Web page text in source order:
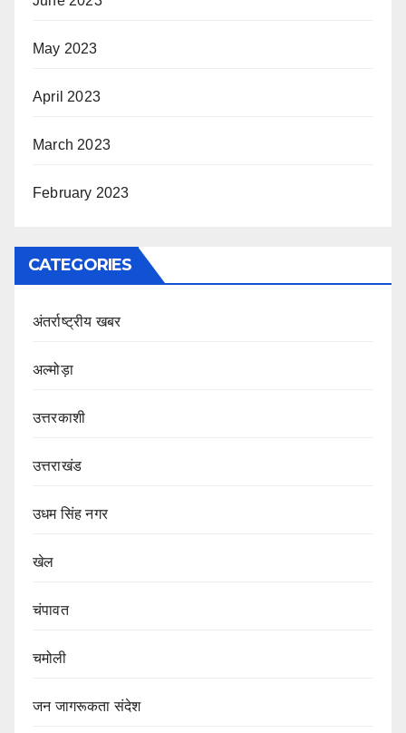
May 2023
April 2023
March 2023
February 2023
CATEGORIES
अंतर्राष्ट्रीय खबर
अल्मोड़ा
उत्तरकाशी
उत्तराखंड
उधम सिंह नगर
खेल
चंपावत
चमोली
जन जागरूकता संदेश